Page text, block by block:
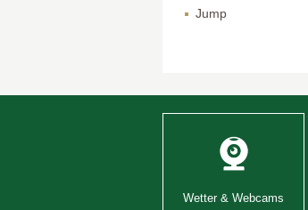
Jump
Wetter & Webcams